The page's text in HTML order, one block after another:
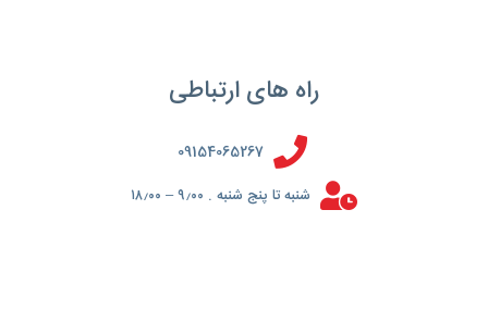
راه های ارتباطی
09154065267
شنبه تا پنج شنبه . ۹٫۰۰ – ۱۸٫۰۰